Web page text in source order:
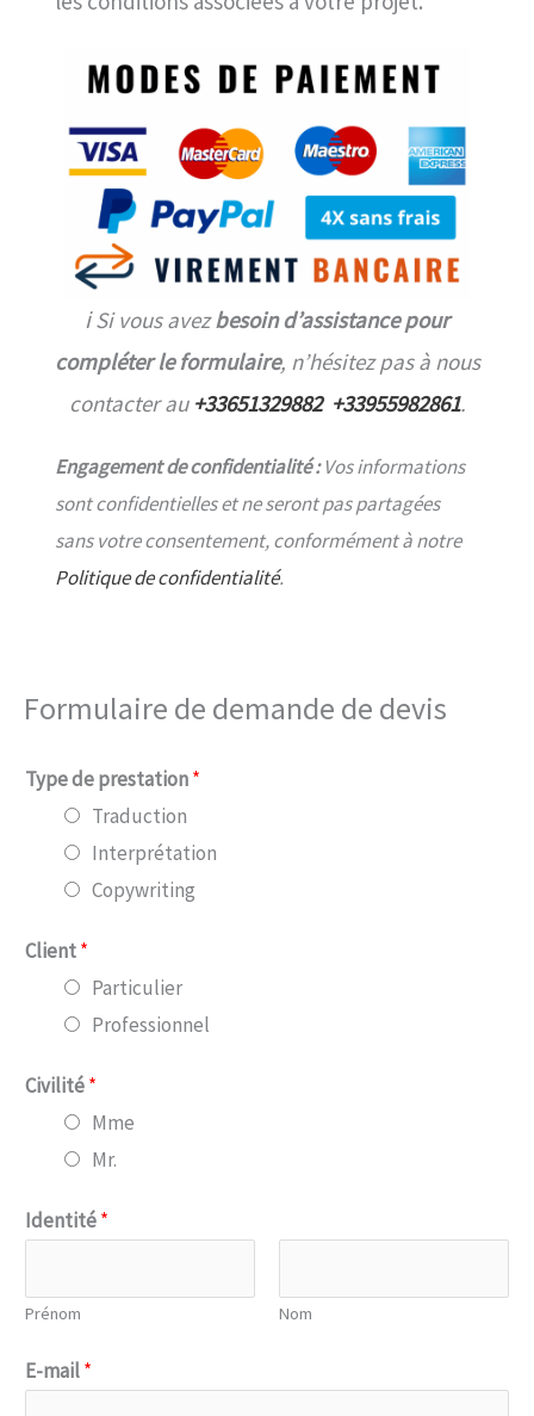
ℹ️ Si vous avezbesoin d’assistance pour
compléter le formulaire, n’hésitez pas à nous
contacter au +33651329882 +33955982861.
Engagement de confidentialité :Vos informations
sont confidentielles et ne seront pas partagées
sans votre consentement, conformément à notre
Politique de confidentialité.
Formulaire de demande de devis
Type de prestation*
Traduction
Interprétation
Copywriting
Client*
Particulier
Professionnel
Civilité*
Mme
Mr.
Identité*
Prénom Nom
E-mail*